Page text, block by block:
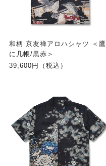
和柄 京友禅アロハシャツ ＜鷹
に几帳/黒赤＞
39,600円（税込）